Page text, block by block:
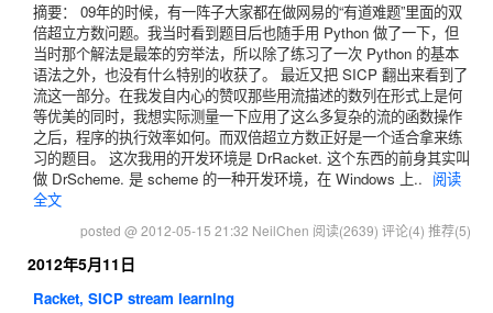
摘要： 09年的时候，有一阵子大家都在做网易的“有道难题”里面的双
倍超立方数问题。我当时看到题目后也随手用 Python 做了一下，但
当时那个解法是最笨的穷举法，所以除了练习了一次 Python 的基本
语法之外，也没有什么特别的收获了。 最近又把 SICP 翻出来看到了
流这一部分。在我发自内心的赞叹那些用流描述的数列在形式上是何
等优美的同时，我想实际测量一下应用了这么多复杂的流的函数操作
之后，程序的执行效率如何。而双倍超立方数正好是一个适合拿来练
习的题目。 这次我用的开发环境是 DrRacket. 这个东西的前身其实叫
做 DrScheme. 是 scheme 的一种开发环境，在 Windows 上.. 阅读
全文
posted @ 2012-05-15 21:32 NeilChen 阅读(2639) 评论(4) 推荐(5)
2012年5月11日
Racket, SICP stream learning